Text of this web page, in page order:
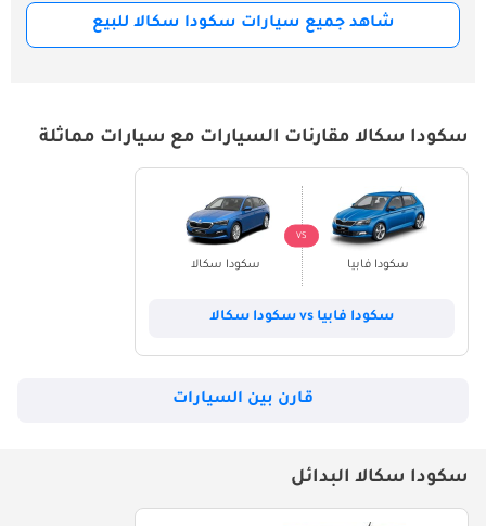
شاهد جميع سيارات سكودا سكالا للبيع
سكودا سكالا مقارنات السيارات مع سيارات مماثلة
سكودا فابيا
VS
سكودا سكالا
سكودا فابيا vs سكودا سكالا
قارن بين السيارات
سكودا سكالا البدائل